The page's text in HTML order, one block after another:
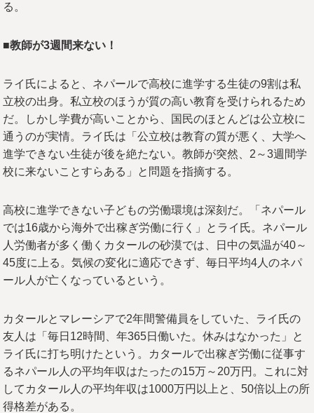
る。
■教師が3週間来ない！
ライ氏によると、ネパールで高校に進学する生徒の9割は私
立校の出身。私立校のほうが質の高い教育を受けられるため
だ。しかし学費が高いことから、国民のほとんどは公立校に
通うのが実情。ライ氏は「公立校は教育の質が悪く、大学へ
進学できない生徒が後を絶たない。教師が突然、2～3週間学
校に来ないことすらある」と問題を指摘する。
高校に進学できない子どもの労働環境は深刻だ。「ネパール
では16歳から海外で出稼ぎ労働に行く」とライ氏。ネパール
人労働者が多く働くカタールの砂漠では、日中の気温が40～
45度に上る。気候の変化に適応できず、毎日平均4人のネパ
ール人が亡くなっているという。
カタールとマレーシアで2年間警備員をしていた、ライ氏の
友人は「毎日12時間、年365日働いた。休みはなかった」と
ライ氏に打ち明けたという。カタールで出稼ぎ労働に従事す
るネパール人の平均年収はたったの15万～20万円。これに対
してカタール人の平均年収は1000万円以上と、50倍以上の所
得格差がある。